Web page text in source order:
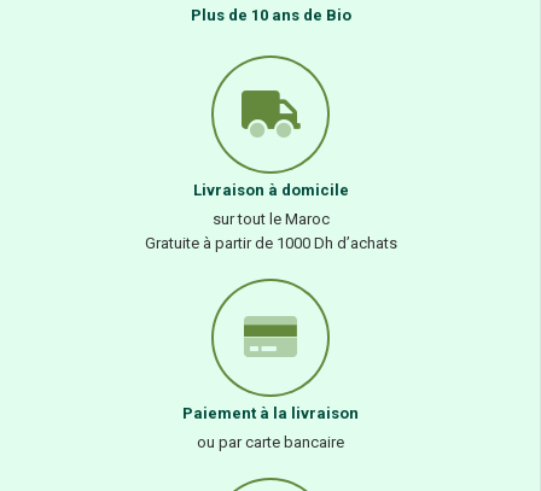
Plus de 10 ans de Bio
Livraison à domicile
sur tout le Maroc
Gratuite à partir de 1000 Dh d’achats
Paiement à la livraison
ou par carte bancaire